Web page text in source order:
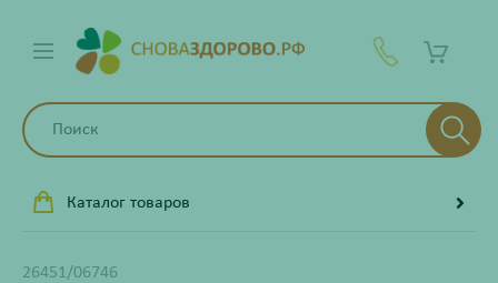
Каталог товаров
26451/06746